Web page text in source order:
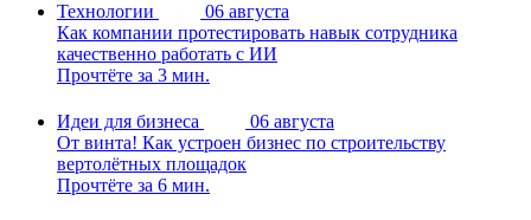
Технологии
06 августа
Как компании протестировать навык сотрудника
качественно работать с ИИ
Прочтёте за 3 мин.
Идеи для бизнеса
06 августа
От винта! Как устроен бизнес по строительству
вертолётных площадок
Прочтёте за 6 мин.